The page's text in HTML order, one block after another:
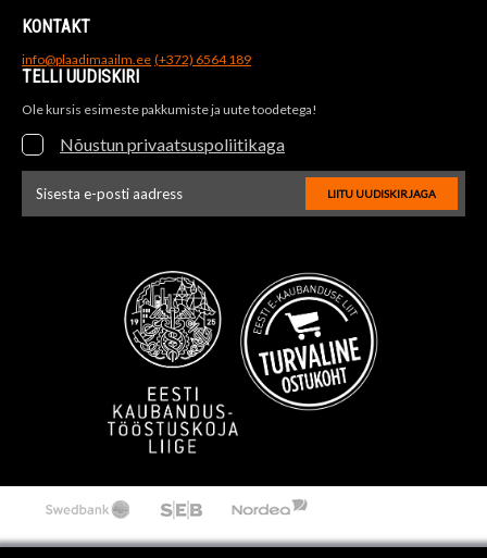
KONTAKT
info@plaadimaailm.ee (+372) 6564 189
TELLI UUDISKIRI
Ole kursis esimeste pakkumiste ja uute toodetega!
Nõustun privaatsuspoliitikaga
LIITU UUDISKIRJAGA